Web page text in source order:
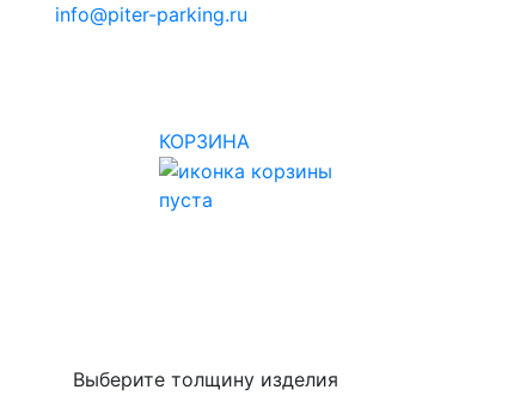
info@piter-parking.ru
КОРЗИНА
пуста
Выберите толщину изделия